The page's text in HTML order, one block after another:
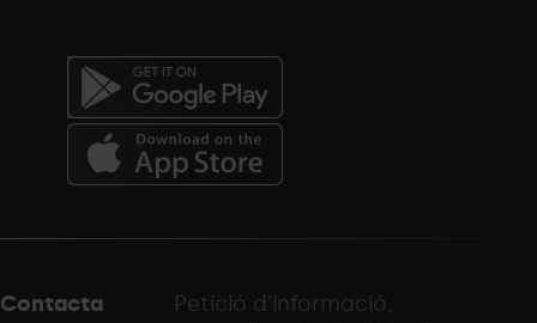
del
-
Contacta
Petició d'informació,